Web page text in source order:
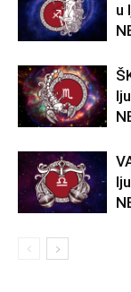
u